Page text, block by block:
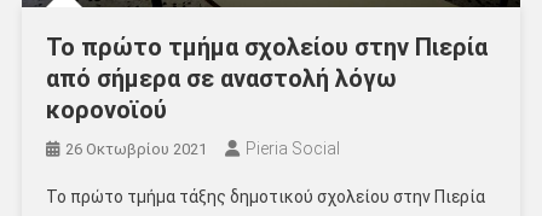
Το πρώτο τμήμα σχολείου στην Πιερία
από σήμερα σε αναστολή λόγω
κορονοϊού
26 Οκτωβρίου 2021 Pieria Social
Το πρώτο τμήμα τάξης δημοτικού σχολείου στην Πιερία